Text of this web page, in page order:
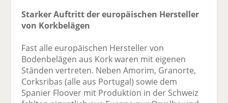
Starker Auftritt der europäischen Hersteller
von Korkbelägen
Fast alle europäischen Hersteller von
Bodenbelägen aus Kork waren mit eigenen
Ständen vertreten. Neben Amorim, Granorte,
Corksribas (alle aus Portugal) sowie dem
Spanier Floover mit Produktion in der Schweiz